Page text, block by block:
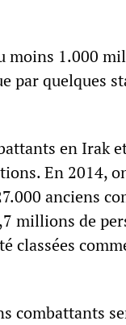
moins 1.000
par quelques
en Irak
En 2014,
anciens
millions de
classées
combattants